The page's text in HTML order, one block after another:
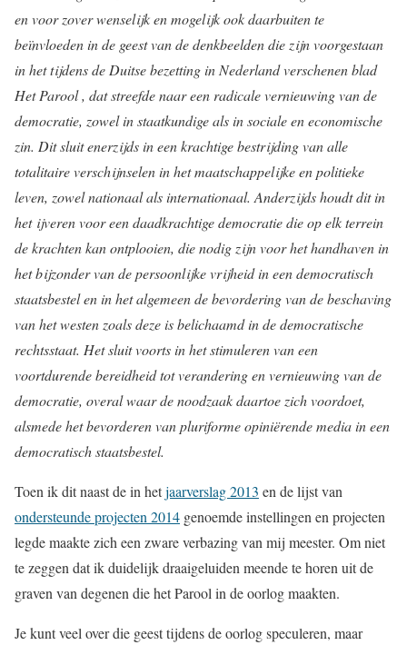
en voor zover wenselijk en mogelijk ook daarbuiten te
beïnvloeden in de geest van de denkbeelden die zijn voorgestaan
in het tijdens de Duitse bezetting in Nederland verschenen blad
Het Parool , dat streefde naar een radicale vernieuwing van de
democratie, zowel in staatkundige als in sociale en economische
zin. Dit sluit enerzijds in een krachtige bestrijding van alle
totalitaire verschijnselen in het maatschappelijke en politieke
leven, zowel nationaal als internationaal. Anderzijds houdt dit in
het ijveren voor een daadkrachtige democratie die op elk terrein
de krachten kan ontplooien, die nodig zijn voor het handhaven in
het bijzonder van de persoonlijke vrijheid in een democratisch
staatsbestel en in het algemeen de bevordering van de beschaving
van het westen zoals deze is belichaamd in de democratische
rechtsstaat. Het sluit voorts in het stimuleren van een
voortdurende bereidheid tot verandering en vernieuwing van de
democratie, overal waar de noodzaak daartoe zich voordoet,
alsmede het bevorderen van pluriforme opiniërende media in een
democratisch staatsbestel.
Toen ik dit naast de in hetjaarverslag 2013 en de lijst van
ondersteunde projecten 2014 genoemde instellingen en projecten
legde maakte zich een zware verbazing van mij meester. Om niet
te zeggen dat ik duidelijk draaigeluiden meende te horen uit de
graven van degenen die het Parool in de oorlog maakten.
Je kunt veel over die geest tijdens de oorlog speculeren, maar